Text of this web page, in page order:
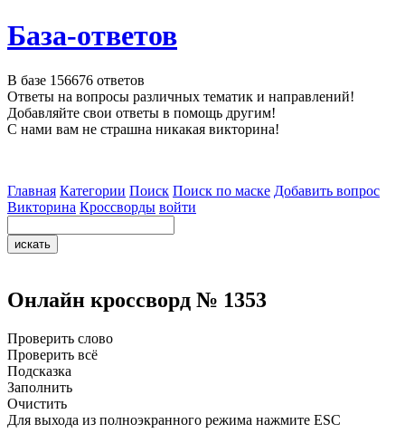
База-ответов
В базе 156676 ответов
Ответы на вопросы различных тематик и направлений!
Добавляйте свои ответы в помощь другим!
С нами вам не страшна никакая викторина!
Главная Категории Поиск Поиск по маске Добавить вопрос
Викторина Кроссворды войти
Онлайн кроссворд № 1353
Проверить слово
Проверить всё
Подсказка
Заполнить
Очистить
Для выхода из полноэкранного режима нажмите ESC